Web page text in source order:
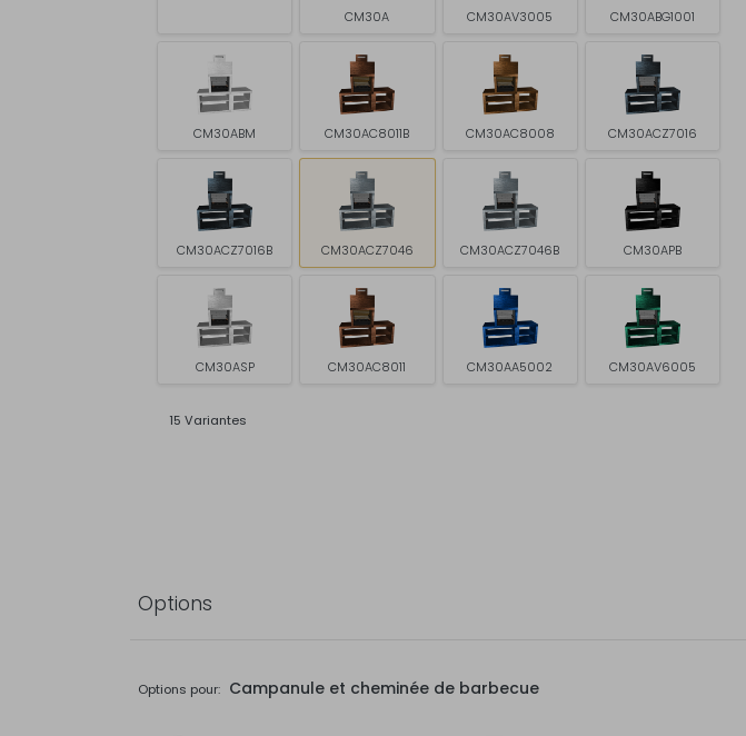
CM30A CM30AV3005 CM30ABG1001
CM30ABM CM30AC8011B CM30AC8008 CM30ACZ7016
CM30ACZ7016B CM30ACZ7046 CM30ACZ7046B CM30APB
CM30ASP CM30AC8011 CM30AA5002 CM30AV6005
15 Variantes
Options
Options pour: Campanule et cheminée de barbecue